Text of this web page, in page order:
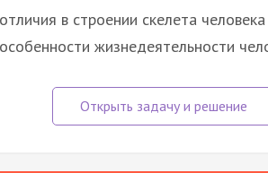
в строении скелета
жизнедеятельности